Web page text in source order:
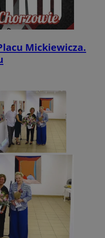
Mickiewicza.